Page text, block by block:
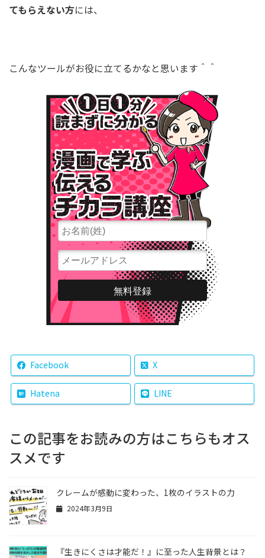
てもらえない方には、
こんなツールがお役に立てるかなと思います＾＾
Facebook X
Hatena LINE
この記事をお読みの方はこちらもオス
スメです
クレームが感動に変わった、1枚のイラストの力
2024年3月9日
『生きにくさは才能だ！』に至った人生背景とは？